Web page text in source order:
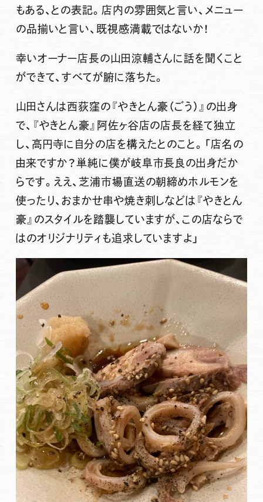
もある、との表記。店内の雰囲気と言い、メニュー
の品揃いと言い、既視感満載ではないか！
幸いオーナー店長の山田涼輔さんに話を聞くこと
ができて、すべてが腑に落ちた。
山田さんは西荻窪の『やきとん豪（ごう）』の出身
で、『やきとん豪』阿佐ヶ谷店の店長を経て独立
し、高円寺に自分の店を構えたとのこと。「店名の
由来ですか？単純に僕が岐阜市長良の出身だか
らです。ええ、芝浦市場直送の朝締めホルモンを
使ったり、おまかせ串や焼き刺しなどは『やきとん
豪』のスタイルを踏襲していますが、この店ならで
はのオリジナリティも追求していますよ」